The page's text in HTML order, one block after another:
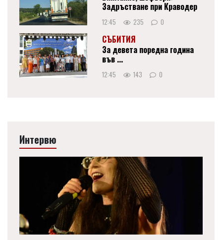
Задръстване при Краводер
12:45 235 0
СЪБИТИЯ
За девета поредна година
във ...
12:45 143 0
Интервю